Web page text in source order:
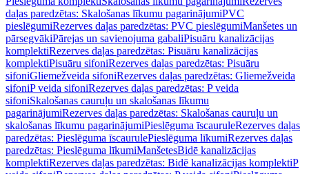
daļas paredzētas: Skalošanas līkumu pagarinājumiPVC
pieslēgumiRezerves daļas paredzētas: PVC pieslēgumiManšetes un
pārsegvākiPārejas un savienojuma gabaliPisuāru kanalizācijas
komplektiRezerves daļas paredzētas: Pisuāru kanalizācijas
komplektiPisuāru sifoniRezerves daļas paredzētas: Pisuāru
sifoniGliemežveida sifoniRezerves daļas paredzētas: Gliemežveida
sifoniP veida sifoniRezerves daļas paredzētas: P veida
sifoniSkalošanas cauruļu un skalošanas līkumu
pagarinājumiRezerves daļas paredzētas: Skalošanas cauruļu un
skalošanas līkumu pagarinājumiPieslēguma īscauruleRezerves daļas
paredzētas: Pieslēguma īscaurulePieslēguma līkumiRezerves daļas
paredzētas: Pieslēguma līkumiManšetesBidē kanalizācijas
komplektiRezerves daļas paredzētas: Bidē kanalizācijas komplektiP